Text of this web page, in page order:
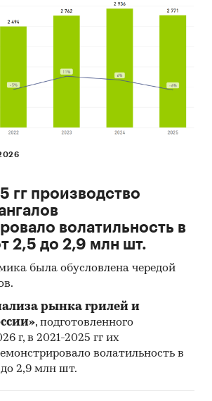
гг производство
волатильность в
2,5 до 2,9 млн шт.
была обусловлена чередой
рынка грилей и
, подготовленного
г, в 2021-2025 гг их
волатильность в
до 2,9 млн шт.